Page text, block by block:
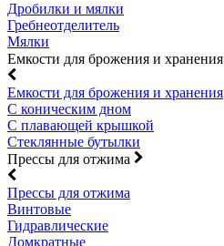
Дробилки и мялки
Гребнеотделитель
Мялки
Емкости для брожения и хранения
Емкости для брожения и хранения
С коническим дном
С плавающей крышкой
Стеклянные бутылки
Прессы для отжима
Прессы для отжима
Винтовые
Гидравлические
Домкратные